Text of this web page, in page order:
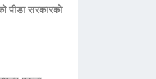
पीडा सरकारको